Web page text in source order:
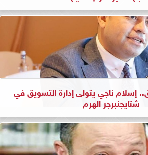
إسلام ناجي يتولى إدارة التسويق في
شتايجنبرجر الهرم